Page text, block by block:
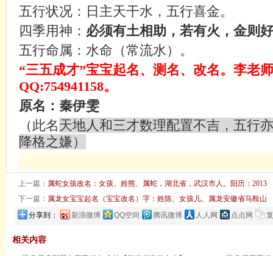
五行状况：日主天干水，五行喜金。
四季用神： 必须有土相助，若有火，金则
五行命属：水命（常流水）。
“三五成才”宝宝起名、测名、改名。李老师
QQ:754941158。
原名：秦伊雯
（此名天地人和三才数理配置不吉，五行
降格之嫌）
上一篇： 属蛇女孩改名：女孩、姓熊、属蛇，湖北省，武汉市人。阳历：2013
下一篇： 属龙女宝宝起名（宝宝改名）字：姓陈、女孩儿、属龙安徽省马鞍山
分享到：
新浪微博 QQ空间 腾讯微博 人人网 点点网
相关内容